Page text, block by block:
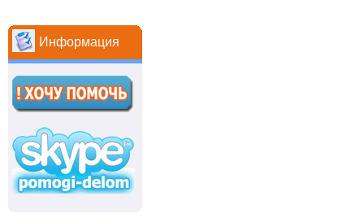
Информация